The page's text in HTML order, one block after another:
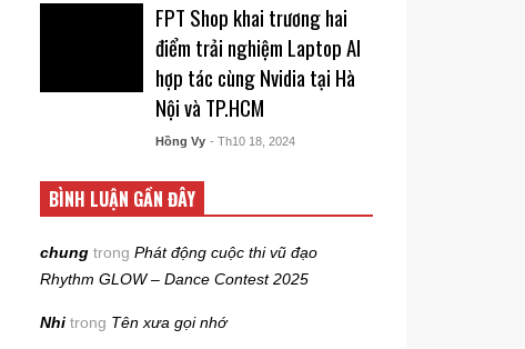
FPT Shop khai trương hai
điểm trải nghiệm Laptop AI
hợp tác cùng Nvidia tại Hà
Nội và TP.HCM
Hồng Vy - Th10 18, 2024
BÌNH LUẬN GẦN ĐÂY
chung trongPhát động cuộc thi vũ đạo
Rhythm GLOW – Dance Contest 2025
Nhi trong Tên xưa gọi nhớ